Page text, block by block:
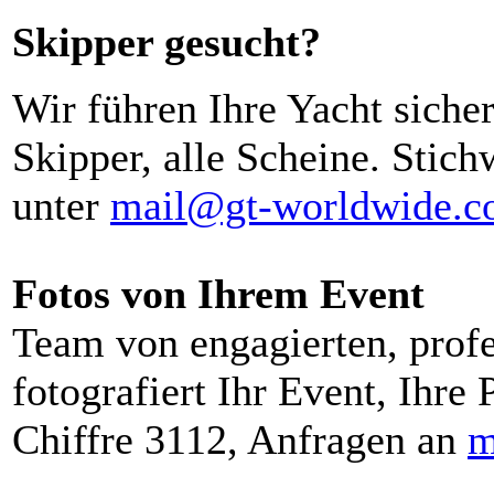
Skipper gesucht?
Wir führen Ihre Yacht
Skipper, alle Scheine.
unter mail@gt-
Fotos von Ihrem Event
Team von engagierten,
fotografiert Ihr Event, Ihre
Chiffre 3112, Anfragen an